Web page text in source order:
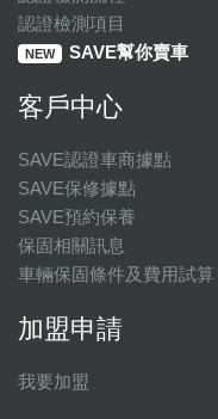
認證檢測項目
NEW SAVE幫你賣車
客戶中心
SAVE認證車商據點
SAVE保修據點
SAVE預約保養
保固相關訊息
車輛保固條件及費用試算
加盟申請
我要加盟